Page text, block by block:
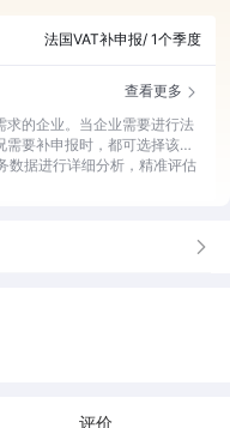
法国VAT补申报/ 1个季度
查看更多
求的企业。当企业需要进行法
要补申报时，都可选择该服
数据进行详细分析，精准评估
问题，让您了解最新政策动
评价